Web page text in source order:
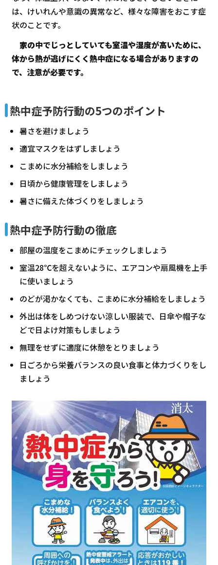
は、けいれんや意識の異常など、様々な障害をおこす症
状のことです。
家の中でじっとしていても室温や湿度が高いために、
体から熱が逃げにくく熱中症になる場合がありますの
で、注意が必要です。
熱中症予防行動の5つのポイント
暑さを避けましょう
適宜マスクをはずしましょう
こまめに水分補給をしましょう
日頃から健康管理をしましょう
暑さに備えた体づくりをしましょう
熱中症予防行動の徹底
部屋の温度をこまめにチェックしましょう
室温28℃を超えないように、エアコンや扇風機を上手
に使いましょう
のどが渇かなくても、こまめに水分補給をしましょう
外出は体をしめつけない涼しい服装で、日傘や帽子な
どで日よけ対策もしましょう
無理をせずに適度に休憩をとりましょう
日ごろから栄養バランスの良い食事と体力づくりをし
ましょう